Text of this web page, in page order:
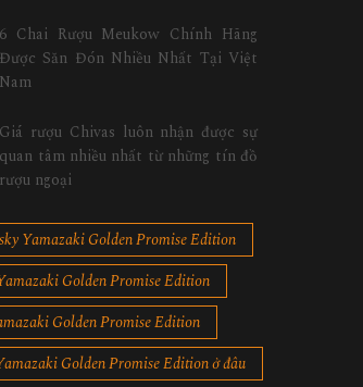
6 Chai Rượu Meukow Chính Hãng
Được Săn Đón Nhiều Nhất Tại Việt
Nam
Giá rượu Chivas luôn nhận được sự
quan tâm nhiều nhất từ những tín đồ
rượu ngoại
Yamazaki Golden Promise Edition
Golden Promise Edition
Golden Promise Edition
Golden Promise Edition ở đâu